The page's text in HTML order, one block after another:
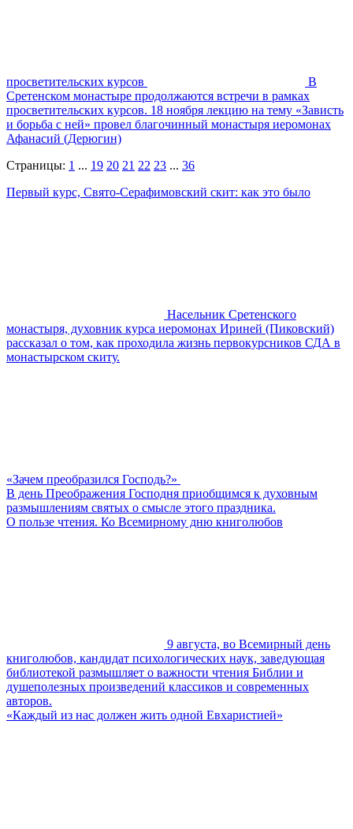
просветительских курсов
В
Сретенском монастыре продолжаются встречи в рамках
просветительских курсов. 18 ноября лекцию на тему «Зависть
и борьба с ней» провел благочинный монастыря иеромонах
Афанасий (Дерюгин)
Страницы: 1 ... 19 20 21 22 23 ... 36
Первый курс, Свято-Серафимовский скит: как это было
Насельник Сретенского
монастыря, духовник курса иеромонах Ириней (Пиковский)
рассказал о том, как проходила жизнь первокурсников СДА в
монастырском скиту.
«Зачем преобразился Господь?»
В день Преображения Господня приобщимся к духовным
размышлениям святых о смысле этого праздника.
О пользе чтения. Ко Всемирному дню книголюбов
9 августа, во Всемирный день
книголюбов, кандидат психологических наук, заведующая
библиотекой размышляет о важности чтения Библии и
душеполезных произведений классиков и современных
авторов.
«Каждый из нас должен жить одной Евхаристией»